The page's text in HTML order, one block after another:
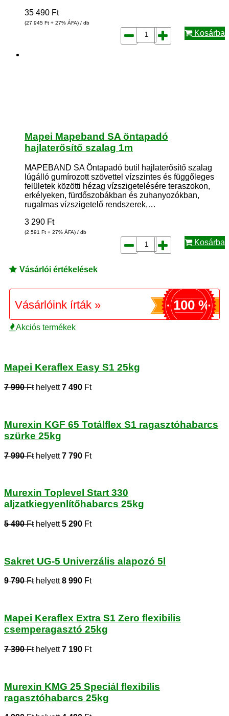
35 490 Ft
(27 945 Ft + 27% ÁFA) / db
Kosárba
Mapei Mapeband SA öntapadó
hajlaterősítő szalag 1m
MAPEBAND SA Öntapadó butil hajlaterősítő szalag
lúgálló gumírozott szövettel vízszintes és függőleges
felületek közötti hézag vízszigetelésére teraszokon,
erkélyeken, fürdőszobákban és zuhanyozókban,
rugalmas vízszigetelő rendszerek,…
3 290 Ft
(2 591 Ft + 27% ÁFA) / db
Kosárba
Vásárlói értékelések
Vásárlóink írták » 100 %
Akciós termékek
Mapei Keraflex Easy S1 25kg
7 990 Fthelyett7 490 Ft
Murexin KGF 65 Totálflex S1 ragasztóhabarcs
szürke 25kg
7 990 Fthelyett7 790 Ft
Murexin Toplevel Start 330
aljzatkiegyenlítőhabarcs 25kg
5 490 Fthelyett5 290 Ft
Sakret UG-5 Univerzális alapozó 5l
9 790 Fthelyett8 990 Ft
Mapei Keraflex Extra S1 Zero flexibilis
csemperagasztó 25kg
7 390 Fthelyett7 190 Ft
Murexin KMG 25 Speciál flexibilis
ragasztóhabarcs 25kg